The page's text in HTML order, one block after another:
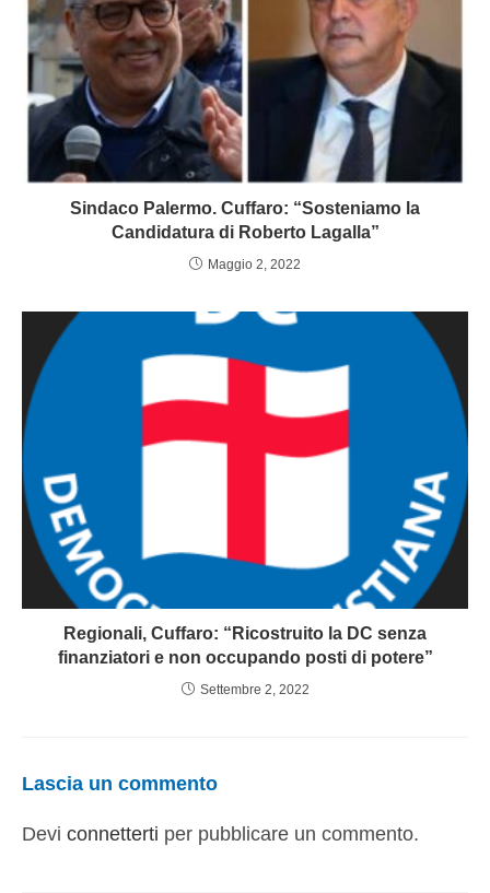
Sindaco Palermo. Cuffaro: “Sosteniamo la
Candidatura di Roberto Lagalla”
Maggio 2, 2022
Regionali, Cuffaro: “Ricostruito la DC senza
finanziatori e non occupando posti di potere”
Settembre 2, 2022
Lascia un commento
Devi connetterti per pubblicare un commento.